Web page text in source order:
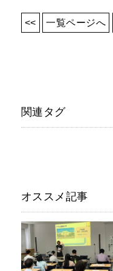
<< 一覧ページへ
関連タグ
オススメ記事